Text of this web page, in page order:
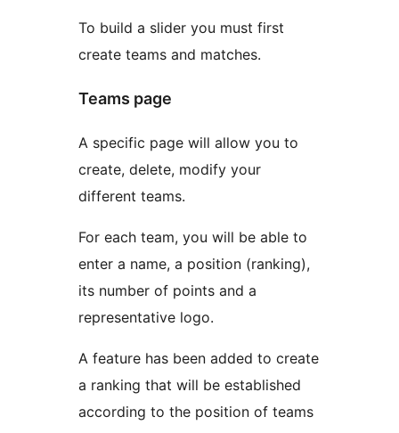
To build a slider you must first
create teams and matches.
Teams page
A specific page will allow you to
create, delete, modify your
different teams.
For each team, you will be able to
enter a name, a position (ranking),
its number of points and a
representative logo.
A feature has been added to create
a ranking that will be established
according to the position of teams